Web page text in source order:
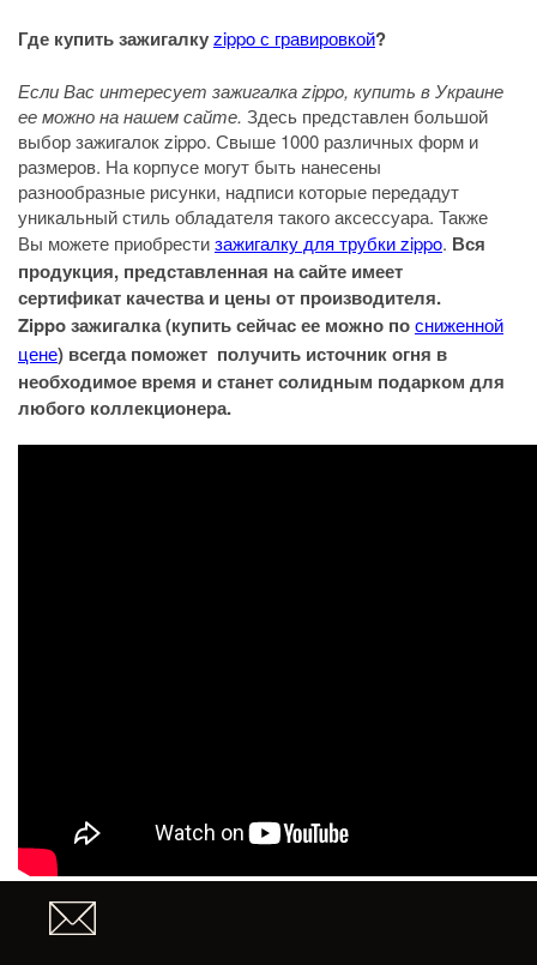
Где купить зажигалкуzippo с гравировкой?
Если Вас интересует зажигалка zippo, купить в Украине
ее можно на нашем сайте. Здесь представлен большой
выбор зажигалок zippo. Свыше 1000 различных форм и
размеров. На корпусе могут быть нанесены
разнообразные рисунки, надписи которые передадут
уникальный стиль обладателя такого аксессуара. Также
Вы можете приобрестизажигалку для трубки zippo. Вся
продукция, представленная на сайте имеет
сертификат качества и цены от производителя.
Zippo зажигалка (купить сейчас ее можно посниженной
цене) всегда поможет получить источник огня в
необходимое время и станет солидным подарком для
любого коллекционера.